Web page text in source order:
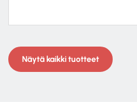
Näytä kaikki tuotteet